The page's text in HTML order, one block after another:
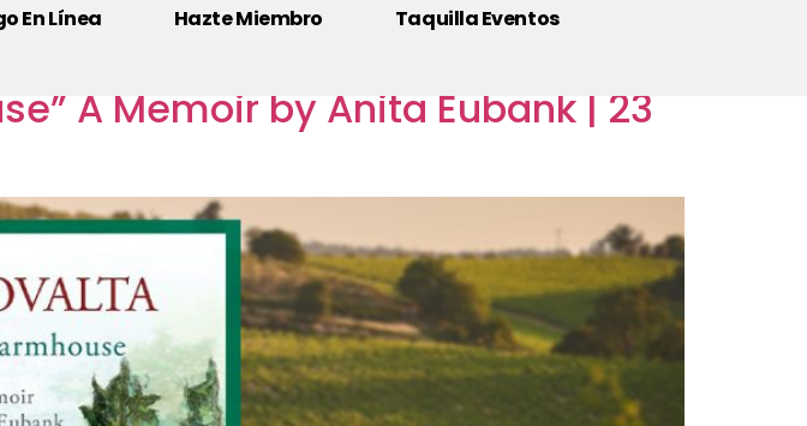
En Línea Hazte Miembro
Taquilla Eventos
de libro
A Memoir by Anita Eubank | 23